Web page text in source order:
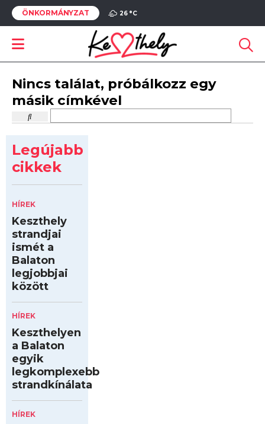
ÖNKORMÁNYZAT 26 °C
Nincs találat, próbálkozz egy
másik címkével
Legújabb
cikkek
HÍREK
Keszthely
strandjai
ismét a
Balaton
legjobbjai
között
HÍREK
Keszthelyen
a Balaton
egyik
legkomplexebb
strandkínálata
HÍREK